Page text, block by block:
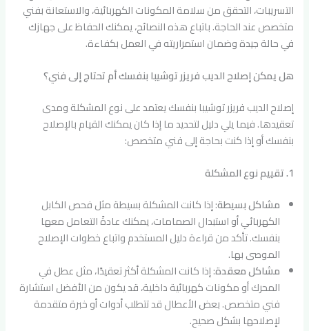
التسريبات، التحقق من سلامة المكونات الكهربائية، والاستعانة بفني
متخصص عند الحاجة. باتباع هذه النصائح، يمكنك الحفاظ على جهازك
في حالة جيدة وضمان استمراريته في العمل بكفاءة.
هل يمكن إصلاح الديب فريزر توشيبا بنفسك أم تحتاج إلى فني؟
إصلاح الديب فريزر توشيبا بنفسك يعتمد على نوع المشكلة ومدى
تعقيدها. فيما يلي دليل لتحديد ما إذا كان يمكنك القيام بالإصلاح
بنفسك أو إذا كنت بحاجة إلى فني متخصص:
1. تقييم نوع المشكلة
مشاكل بسيطة: إذا كانت المشكلة بسيطة مثل فحص الكابل
الكهربائي أو استبدال الصمامات، يمكنك عادةً التعامل معها
بنفسك. تأكد من قراءة دليل المستخدم واتباع خطوات الإصلاح
الموصى بها.
مشاكل معقدة: إذا كانت المشكلة أكثر تعقيدًا، مثل عطل في
المحرك أو مكونات كهربائية داخلية، قد يكون من الأفضل استشارة
فني متخصص. بعض الأعطال قد تتطلب أدوات أو خبرة متقدمة
لإصلاحها بشكل صحيح.